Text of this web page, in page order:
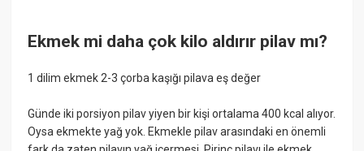
Ekmek mi daha çok kilo aldırır pilav mı?
1 dilim ekmek 2-3 çorba kaşığı pilava eş değer
Günde iki porsiyon pilav yiyen bir kişi ortalama 400 kcal alıyor.
Oysa ekmekte yağ yok. Ekmekle pilav arasındaki en önemli